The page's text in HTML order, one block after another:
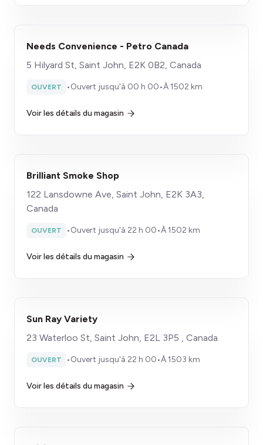
Needs Convenience - Petro Canada
5 Hilyard St, Saint John, E2K 0B2, Canada
OUVERT •Ouvert jusqu'à 00 h 00•À 1502 km
Voir les détails du magasin
Brilliant Smoke Shop
122 Lansdowne Ave, Saint John, E2K 3A3,
Canada
OUVERT •Ouvert jusqu'à 22 h 00•À 1502 km
Voir les détails du magasin
Sun Ray Variety
23 Waterloo St, Saint John, E2L 3P5 , Canada
OUVERT •Ouvert jusqu'à 22 h 00•À 1503 km
Voir les détails du magasin